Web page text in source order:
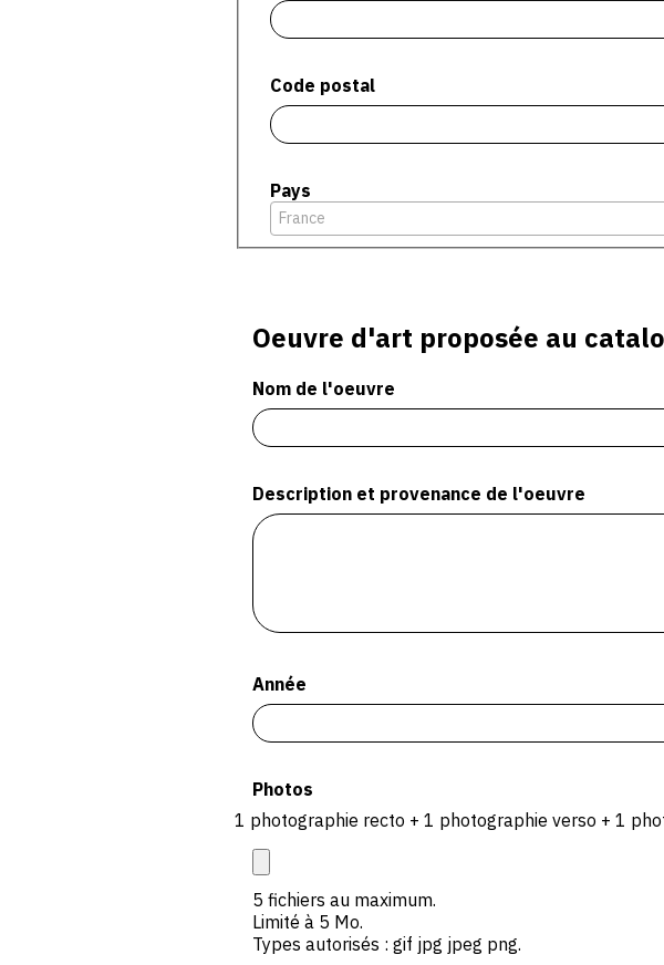
Code postal
Pays
France
Oeuvre d'art proposée au
Nom de l'oeuvre
Description et provenance de l'oeuvre
Année
Photos
1 photographie recto + 1 photographie verso + 1
5 fichiers au maximum.
Limité à 5 Mo.
Types autorisés : gif jpg jpeg png.